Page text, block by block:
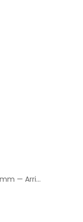
Bozzello Harken Big Bullet 38 mm — Arricavo, Grillo